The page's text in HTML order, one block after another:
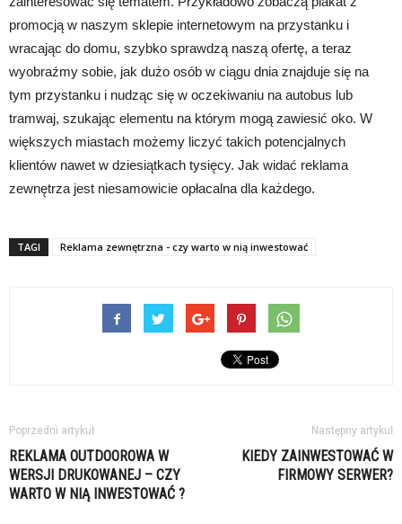
promocją w naszym sklepie internetowym na przystanku i
wracając do domu, szybko sprawdzą naszą ofertę, a teraz
wyobraźmy sobie, jak dużo osób w ciągu dnia znajduje się na
tym przystanku i nudząc się w oczekiwaniu na autobus lub
tramwaj, szukając elementu na którym mogą zawiesić oko. W
większych miastach możemy liczyć takich potencjalnych
klientów nawet w dziesiątkach tysięcy. Jak widać reklama
zewnętrza jest niesamowicie opłacalna dla każdego.
TAGI Reklama zewnętrzna - czy warto w nią inwestować
Poprzedni artykuł
REKLAMA OUTDOOROWA W
WERSJI DRUKOWANEJ – CZY
WARTO W NIĄ INWESTOWAĆ ?
Następny artykuł
KIEDY ZAINWESTOWAĆ W
FIRMOWY SERWER?